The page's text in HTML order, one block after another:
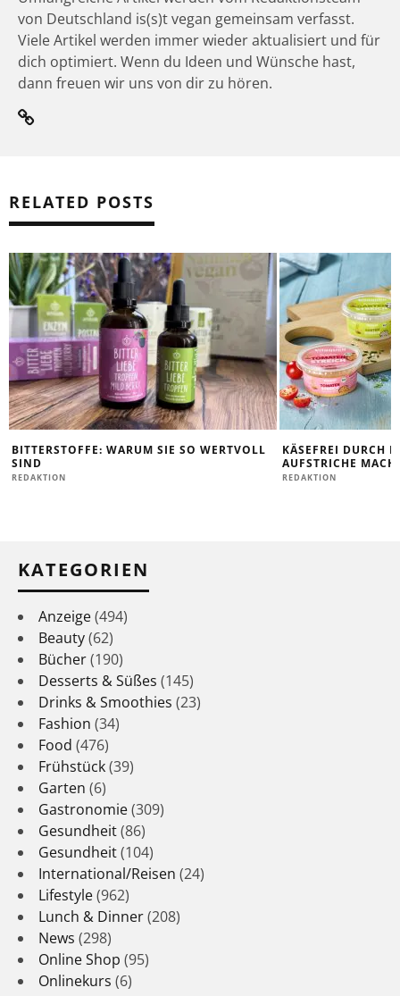
von Deutschland is(s)t vegan gemeinsam verfasst.
Viele Artikel werden immer wieder aktualisiert und für
dich optimiert. Wenn du Ideen und Wünsche hast,
dann freuen wir uns von dir zu hören.
RELATED POSTS
BITTERSTOFFE: WARUM SIE SO WERTVOLL
SIND
REDAKTION
KÄSEFREI DURCH
AUFSTRICHE
REDAKTION
KATEGORIEN
Anzeige(494)
Beauty(62)
Bücher(190)
Desserts & Süßes (145)
Drinks & Smoothies (23)
Fashion (34)
Food (476)
Frühstück(39)
Garten (6)
Gastronomie(309)
Gesundheit(86)
Gesundheit(104)
International/Reisen (24)
Lifestyle(962)
Lunch & Dinner(208)
News (298)
Online Shop (95)
Onlinekurs (6)